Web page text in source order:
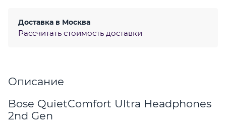
Доставка в Москва
Рассчитать стоимость доставки
Описание
Bose QuietComfort Ultra Headphones
2nd Gen